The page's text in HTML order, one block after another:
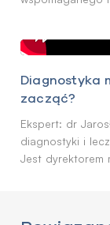
Diagnostyka
zacząć?
Ekspert: dr
diagnostyki i
Jest dyrektorem